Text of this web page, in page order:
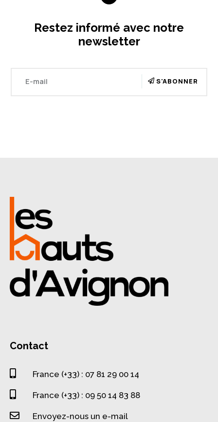
Restez informé avec notre
newsletter
S'ABONNER
Contact
 France (+33) : 07 81 29 00 14
 France (+33) : 09 50 14 83 88
 Envoyez-nous un e-mail